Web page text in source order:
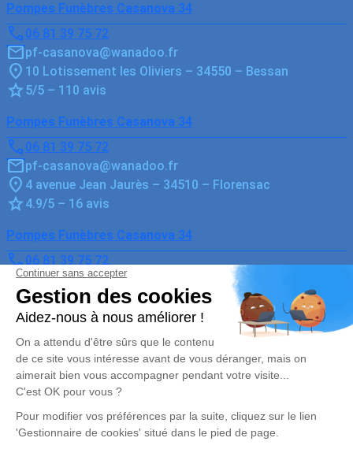
Pompes Funèbres Casanova 34
06 81 39 75 72
pf-casanova@wanadoo.fr
10 Lotissement les Oliviers – 34550 – Bessan
5/5 – 110 avis
Pompes Funèbres Casanova 34
06 81 39 75 72
pf-casanova@wanadoo.fr
4 avenue Jean Jaurès – 34510 – Florensac
4.9/5 – 16 avis
Pompes Funèbres Casanova 34
06 81 39 75 72
pf-casanova@wanadoo.fr
5, Avenue de Florensac – 34810 – Pomérols
5/5 – 37 avis
Nos Services
Organiser des obsèques
Monuments funéraires
Services aux familles
Liens utiles
Avis de décès
Demande de rendez-vous en
Nos réseaux sociaux